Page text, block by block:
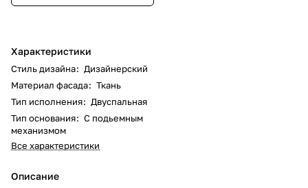
Характеристики
Стиль дизайна: Дизайнерский
Материал фасада: Ткань
Тип исполнения: Двуспальная
Тип основания: С подьемным
механизмом
Все характеристики
Описание